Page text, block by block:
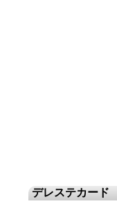
デレステカード